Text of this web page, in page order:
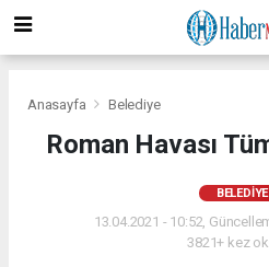
Anasayfa Belediye
Roman Havası
BELEDIYE
13.04.2021 - 10:52,
3821+ kez